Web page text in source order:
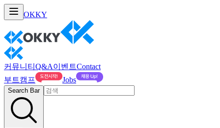
OKKY
커뮤니티 Q&A이벤트Contact
부트캠프
Jobs
Search Bar